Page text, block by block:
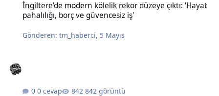
İngiltere'de modern kölelik rekor düzeye çıktı: 'Hayat
pahalılığı, borç ve güvencesiz iş'
Gönderen:tm_haberci, 5 Mayıs
0 cevap 842 görüntü